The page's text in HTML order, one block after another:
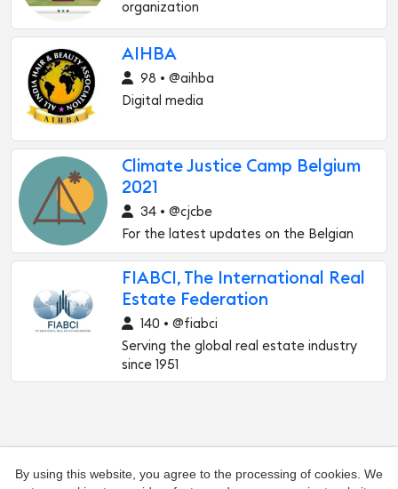
organization
AIHBA
98 • @aihba
Digital media
Climate Justice Camp Belgium
2021
34 • @cjcbe
For the latest updates on the Belgian
FIABCI, The International Real
Estate Federation
140 • @fiabci
Serving the global real estate industry
since 1951
By using this website, you agree to the processing of cookies. We